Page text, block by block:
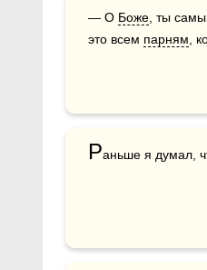
— О Боже , ты
это всем парням ,
Раньше я думал,